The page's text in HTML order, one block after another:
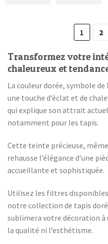
1 2
Transformez votre
chaleureux et
La couleur dorée, symbole
une touche d’éclat et de
qui explique son attrait
notamment pour les tapis.
Cette teinte précieuse,
rehausse l’élégance d’une
accueillante et sophistiquée.
Utilisez les filtres
notre collection de tapis
sublimera votre décoration à
la qualité ni l’esthétisme.